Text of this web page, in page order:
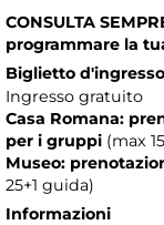
CONSULTA
programmare la
Biglietto d'ingresso
Ingresso gratuito
Casa Romana:
per i gruppi (max
Museo:
25+1 guida)
Informazioni